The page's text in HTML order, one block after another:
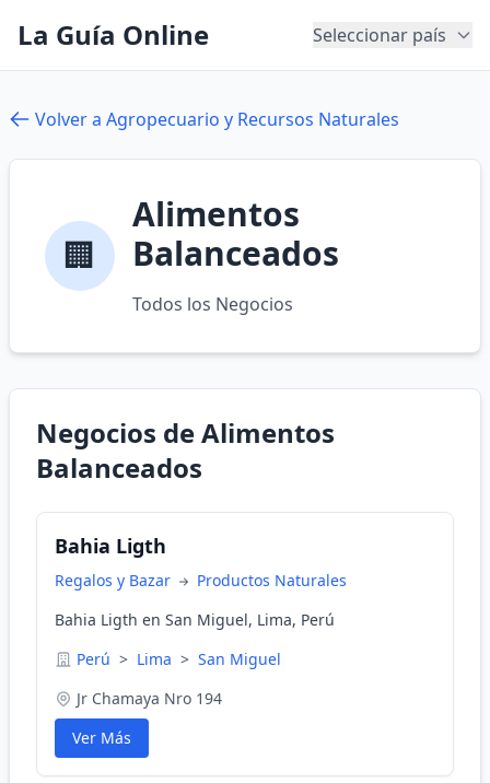
La Guía Online Seleccionar país
Volver a Agropecuario y Recursos Naturales
🏢
Alimentos
Balanceados
Todos los Negocios
Negocios de Alimentos
Balanceados
Bahia Ligth
Regalos y Bazar
Productos Naturales
Bahia Ligth en San Miguel, Lima, Perú
Perú > Lima > San Miguel
Jr Chamaya Nro 194
Ver Más